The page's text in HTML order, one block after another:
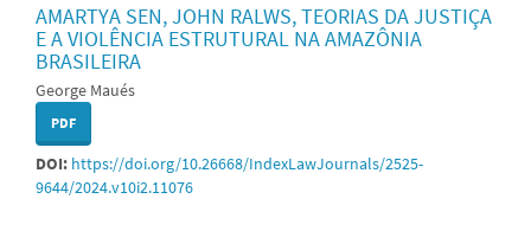
AMARTYA SEN, JOHN RALWS, TEORIAS DA JUSTIÇA
E A VIOLÊNCIA ESTRUTURAL NA AMAZÔNIA
BRASILEIRA
George Maués
PDF
DOI: https://doi.org/10.26668/IndexLawJournals/2525-
9644/2024.v10i2.11076